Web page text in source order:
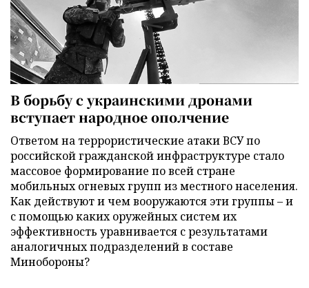
В борьбу с украинскими дронами
вступает народное ополчение
Ответом на террористические атаки ВСУ по
российской гражданской инфраструктуре стало
массовое формирование по всей стране
мобильных огневых групп из местного населения.
Как действуют и чем вооружаются эти группы – и
с помощью каких оружейных систем их
эффективность уравнивается с результатами
аналогичных подразделений в составе
Минобороны?